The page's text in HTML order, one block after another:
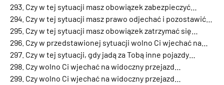
Czy w tej sytuacji masz obowiązek zabezpieczyć…
Czy w tej sytuacji masz prawo odjechać i pozostawić…
Czy w tej sytuacji masz obowiązek zatrzymać się…
Czy w przedstawionej sytuacji wolno Ci wjechać na…
Czy w tej sytuacji, gdy jadą za Tobą inne pojazdy…
Czy wolno Ci wjechać na widoczny przejazd…
Czy wolno Ci wjechać na widoczny przejazd…